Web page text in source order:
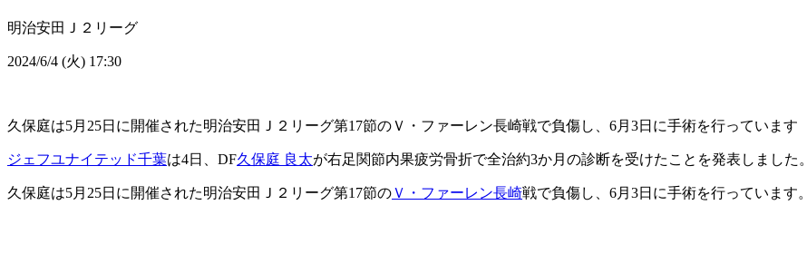
明治安田Ｊ２リーグ
2024/6/4 (火) 17:30
久保庭は5月25日に開催された明治安田Ｊ２リーグ第17節のＶ・ファーレン長崎戦で負傷し、6月3日に手術を行っています
ジェフユナイテッド千葉は4日、DF久保庭 良太が右足関節内果疲労骨折で全治約3か月の診断を受けたことを発表しました。
久保庭は5月25日に開催された明治安田Ｊ２リーグ第17節のＶ・ファーレン長崎戦で負傷し、6月3日に手術を行っています。